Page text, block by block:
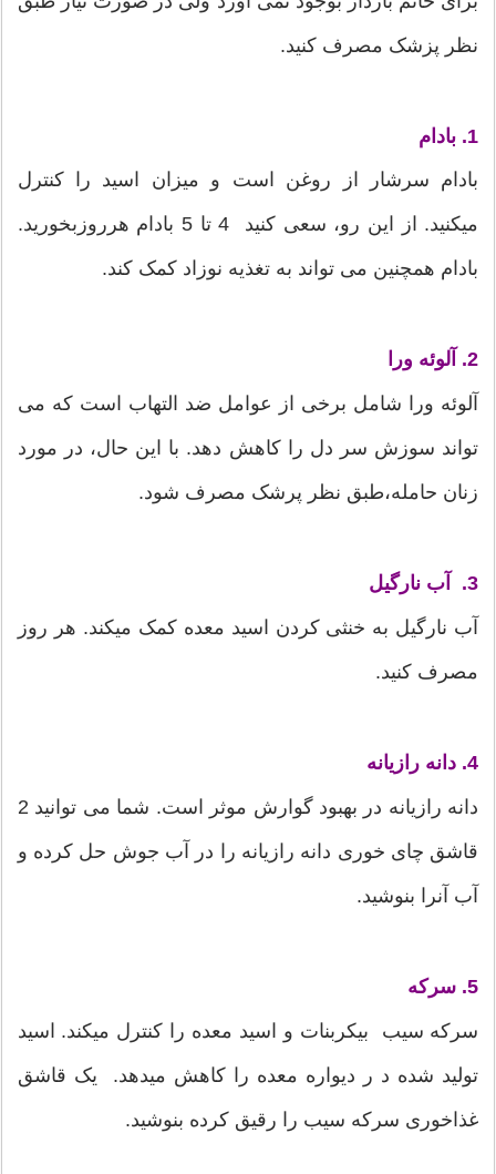
نظر پزشک مصرف کنید.
1. بادام
بادام سرشار از روغن است و میزان اسید را کنترل
میکنید. از این رو، سعی کنید 4 تا 5 بادام هرروزبخورید.
بادام همچنین می تواند به تغذیه نوزاد کمک کند.
2. آلوئه ورا
آلوئه ورا شامل برخی از عوامل ضد التهاب است که می
تواند سوزش سر دل را کاهش دهد. با این حال، در مورد
زنان حامله،طبق نظر پرشک مصرف شود.
3. آب نارگیل
آب نارگیل به خنثی کردن اسید معده کمک میکند. هر روز
مصرف کنید.
4. دانه رازیانه
دانه رازیانه در بهبود گوارش موثر است. شما می توانید 2
قاشق چای خوری دانه رازیانه را در آب جوش حل کرده و
آب آنرا بنوشید.
5. سرکه
سرکه سیب بیکربنات و اسید معده را کنترل میکند. اسید
تولید شده د ر دیواره معده را کاهش میدهد. یک قاشق
غذاخوری سرکه سیب را رقیق کرده بنوشید.